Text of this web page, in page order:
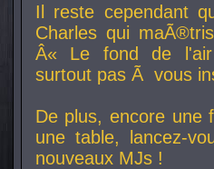
Il reste cependant
Charles qui
Â« Le fond de
surtout pas Ã vous
De plus, encore une
une table, lancez-
nouveaux MJs !